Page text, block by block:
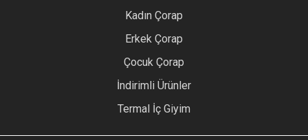
Kadın Çorap
Erkek Çorap
Çocuk Çorap
İndirimli Ürünler
Termal İç Giyim